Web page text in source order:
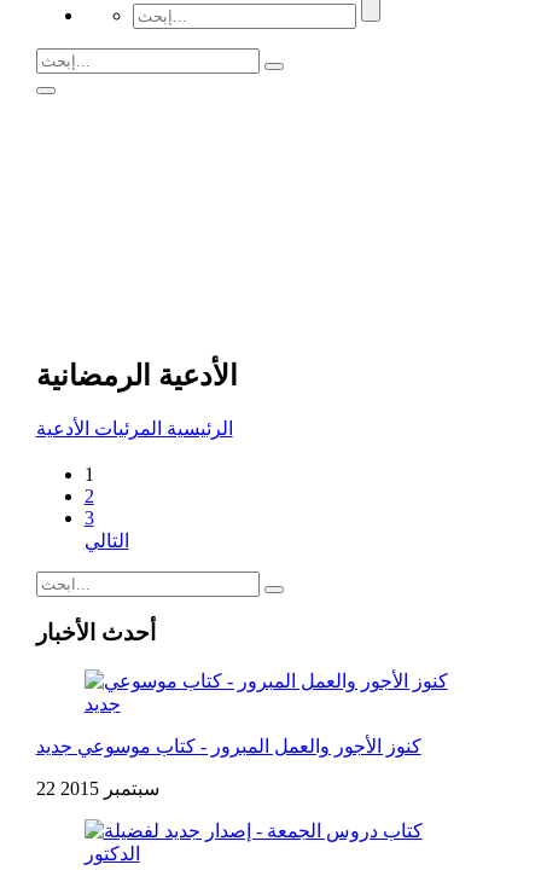
الأدعية الرمضانية
الرئيسية المرئيات الأدعية
1
2
3
التالي
أحدث الأخبار
كنوز الأجور والعمل المبرور - كتاب موسوعي جديد
22 سبتمبر 2015